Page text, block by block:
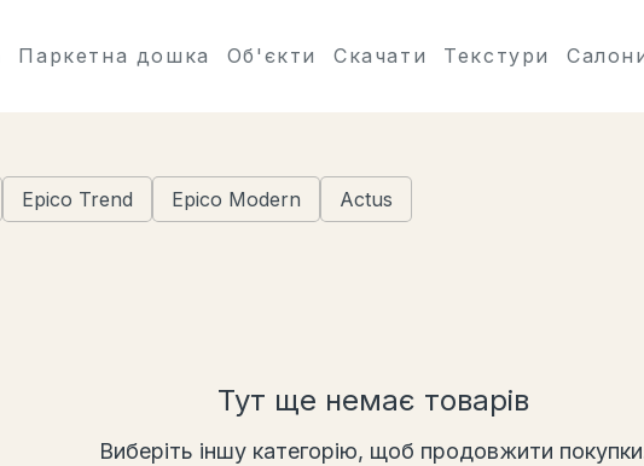
Паркетна дошка Об'єкти Скачати Текстури
Epico Trend Epico Modern Actus
Тут ще немає товарів
Виберіть іншу категорію, щоб продовжити